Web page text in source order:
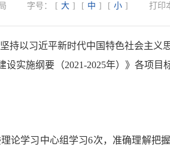
字号： [ 大 ] [ 中 ] [ 小 ] 打印
持以习近平新时代中国特色社会主
实施纲要（2021-2025年）》各项目
论学习中心组学习6次，准确理解把